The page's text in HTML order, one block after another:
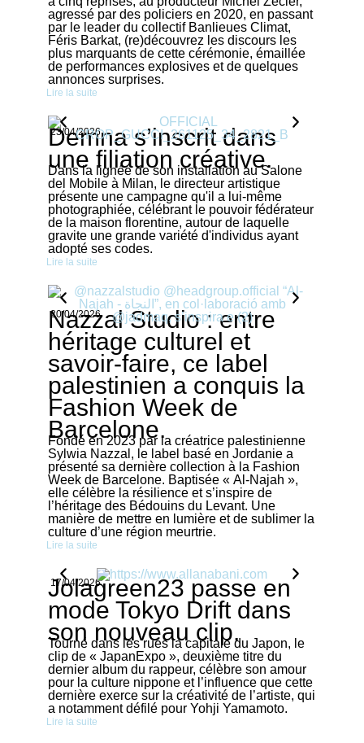
agressé par des policiers en 2020, en passant
par le leader du collectif Banlieues Climat,
Féris Barkat, (re)découvrez les discours les
plus marquants de cette cérémonie, émaillée
de performances explosives et de quelques
annonces surprises.
Lire la suite
23/04/2026
Demna s’inscrit dans
une filiation créative.
Dans la lignée de son installation au Salone
del Mobile à Milan, le directeur artistique
présente une campagne qu'il a lui-même
photographiée, célébrant le pouvoir fédérateur
de la maison florentine, autour de laquelle
gravite une grande variété d'individus ayant
adopté ses codes.
Lire la suite
20/04/2026
Nazzal Studio : entre
héritage culturel et
savoir-faire, ce label
palestinien a conquis la
Fashion Week de
Barcelone.
Fondé en 2023 par la créatrice palestinienne
Sylwia Nazzal, le label basé en Jordanie a
présenté sa dernière collection à la Fashion
Week de Barcelone. Baptisée « Al-Najah »,
elle célèbre la résilience et s’inspire de
l’héritage des Bédouins du Levant. Une
manière de mettre en lumière et de sublimer la
culture d’une région meurtrie.
Lire la suite
17/04/2026
Jolagreen23 passe en
mode Tokyo Drift dans
son nouveau clip.
Tourné dans les rues la capitale du Japon, le
clip de « JapanExpo », deuxième titre du
dernier album du rappeur, célèbre son amour
pour la culture nippone et l’influence que cette
dernière exerce sur la créativité de l’artiste, qui
a notamment défilé pour Yohji Yamamoto.
Lire la suite